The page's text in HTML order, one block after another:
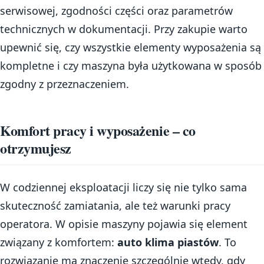
serwisowej, zgodności części oraz parametrów
technicznych w dokumentacji. Przy zakupie warto
upewnić się, czy wszystkie elementy wyposażenia są
kompletne i czy maszyna była użytkowana w sposób
zgodny z przeznaczeniem.
Komfort pracy i wyposażenie – co
otrzymujesz
W codziennej eksploatacji liczy się nie tylko sama
skuteczność zamiatania, ale też warunki pracy
operatora. W opisie maszyny pojawia się element
związany z komfortem: auto klima piastów. To
rozwiązanie ma znaczenie szczególnie wtedy, gdy